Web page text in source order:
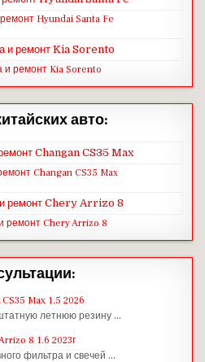
Hyundai Santa Fe
и ремонт Kia Sorento
авто:
Changan CS35 Max
ремонт Chery Arrizo 8
Max 1.5 2026
летнюю резину …
8 1.6 2023г
фильтра и свечей …